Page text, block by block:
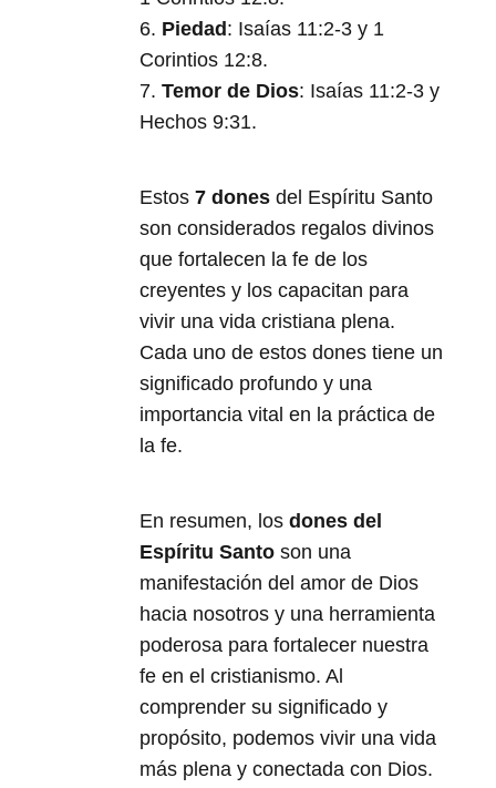
6. Piedad : Isaías 11:2-3 y 1
Corintios 12:8.
7. Temor de Dios: Isaías 11:2-3 y
Hechos 9:31.
Estos 7 dones del Espíritu Santo
son considerados regalos divinos
que fortalecen la fe de los
creyentes y los capacitan para
vivir una vida cristiana plena.
Cada uno de estos dones tiene un
significado profundo y una
importancia vital en la práctica de
la fe.
En resumen, los dones del
Espíritu Santo son una
manifestación del amor de Dios
hacia nosotros y una herramienta
poderosa para fortalecer nuestra
fe en el cristianismo. Al
comprender su significado y
propósito, podemos vivir una vida
más plena y conectada con Dios.